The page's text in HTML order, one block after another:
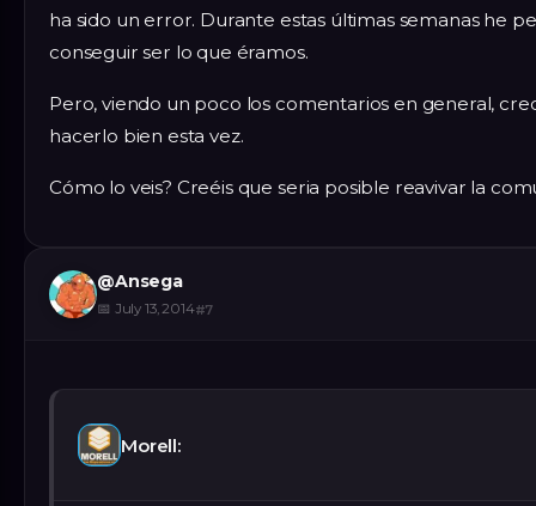
ha sido un error. Durante estas últimas semanas he
conseguir ser lo que éramos.
Pero, viendo un poco los comentarios en general,
hacerlo bien esta vez.
Cómo lo veis? Creéis que seria posible reavivar la
@Ansega
📅 July 13, 2014#7
Morell: